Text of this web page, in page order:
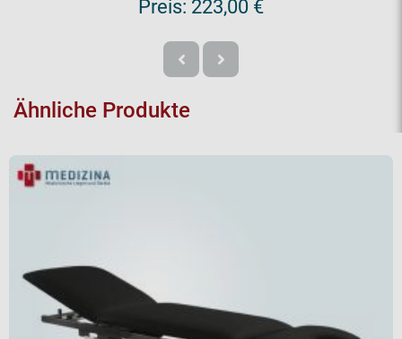
Preis: 223,00 €
Ähnliche Produkte